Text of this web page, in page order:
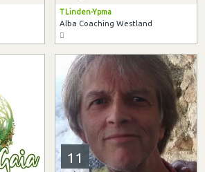
T Linden-Ypma
Alba Coaching Westland
11